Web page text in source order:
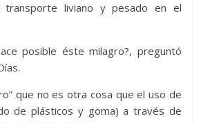
transporte liviano y pesado en el
posible éste milagro?, preguntó
que no es otra cosa que el uso de
de plásticos y goma) a través de